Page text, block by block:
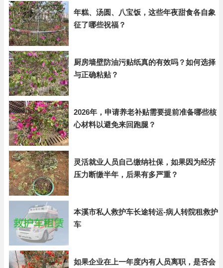
年糕、汤圆、八宝饭，这些年夜甜食各自象
征了哪些祝福？
厨房墙壁防油污贴纸真的有效吗？如何选择
与正确粘贴？
2026年，申请养老补贴需要提前准备哪些核
心材料以避免来回跑腿？
灵活就业人员自己缴纳社保，如果因为经济
压力断缴半年，后果有多严重？
本溪市私人救护车长途转运-病人转院租救护
车
如果企业在上一年度内有人员离职，是否会